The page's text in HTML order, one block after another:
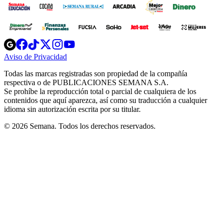
Opens
in
new
Opens
in
new
Opens
in
new
window
Opens
new
windowwindow
Aviso de Privacidad
new
window
Todas las marcas registradas son propiedad de la compañía
respectiva o de PUBLICACIONES SEMANA S.A.
Se prohíbe la reproducción total o parcial de cualquiera de los
contenidos que aquí aparezca, así como su traducción a cualquier
idioma sin autorización escrita por su titular.
© 2026 Semana. Todos los derechos reservados.